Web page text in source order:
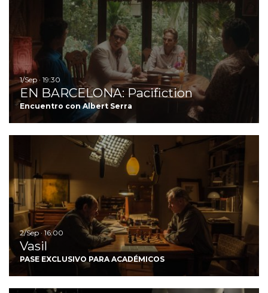
1/Sep · 19:30
EN BARCELONA: Pacifiction
Encuentro con Albert Serra
2/Sep · 16:00
Vasil
PASE EXCLUSIVO PARA ACADÉMICOS